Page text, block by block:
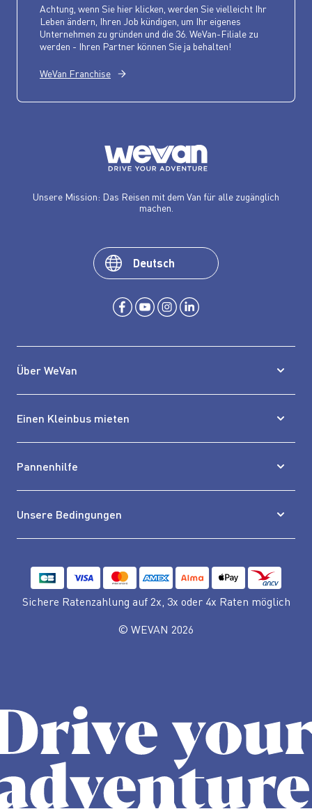
Achtung, wenn Sie hier klicken, werden Sie vielleicht Ihr
Leben ändern, Ihren Job kündigen, um Ihr eigenes
Unternehmen zu gründen und die 36. WeVan-Filiale zu
werden - Ihren Partner können Sie ja behalten!
WeVan Franchise
Unsere Mission: Das Reisen mit dem Van für alle zugänglich
machen.
Über WeVan
Einen Kleinbus mieten
Pannenhilfe
Unsere Bedingungen
Deutsch
Sichere Ratenzahlung auf 2x, 3x oder 4x Raten möglich
© WEVAN 2026